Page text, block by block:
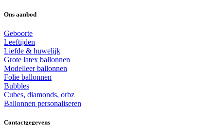
Ons aanbod
Geboorte
Leeftijden
Liefde & huwelijk
Grote latex ballonnen
Modelleer ballonnen
Folie ballonnen
Bubbles
Cubes, diamonds, orbz
Ballonnen personaliseren
Contactgegevens